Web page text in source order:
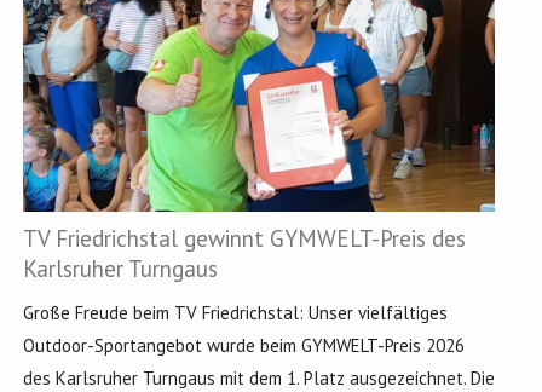
TV Friedrichstal gewinnt GYMWELT-Preis des
Karlsruher Turngaus
Große Freude beim TV Friedrichstal: Unser vielfältiges
Outdoor-Sportangebot wurde beim GYMWELT-Preis 2026
des Karlsruher Turngaus mit dem 1. Platz ausgezeichnet. Die